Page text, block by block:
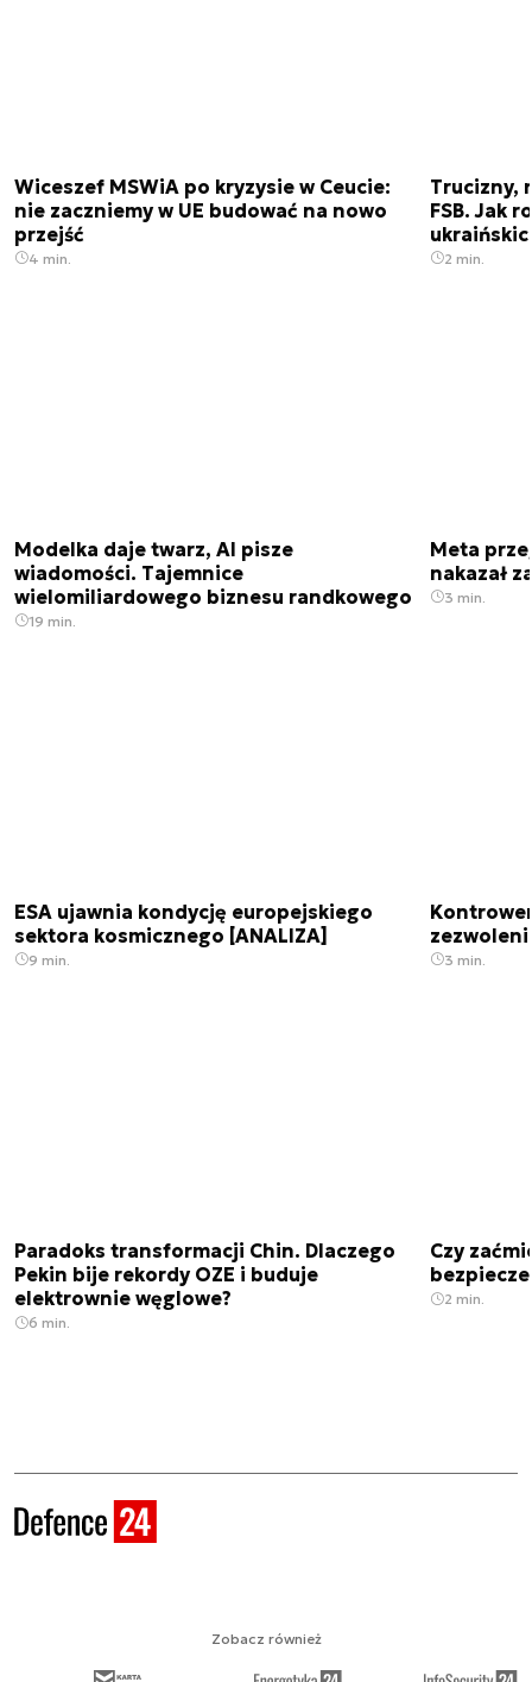
Wiceszef MSWiA po kryzysie w Ceucie:
nie zaczniemy w UE budować na nowo
przejść
4 min.
Trucizny,
FSB. Jak
2 min.
Modelka daje twarz, AI pisze
wiadomości. Tajemnice
wielomiliardowego biznesu randkowego
19 min.
Meta
nakazał
3 min.
ESA ujawnia kondycję europejskiego
sektora kosmicznego [ANALIZA]
9 min. 3 min.
Paradoks transformacji Chin. Dlaczego
Pekin bije rekordy OZE i buduje
elektrownie węglowe?
6 min.
Czy
2 min.
Zobacz również